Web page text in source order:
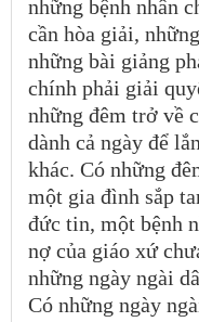
những bệnh nhân
cần hòa giải,
những bài giảng
chính phải giải
những đêm trở về
dành cả ngày để
khác. Có những
một gia đình sắp
đức tin, một bệnh
nợ của giáo xứ
những ngày ngài
Có những ngày